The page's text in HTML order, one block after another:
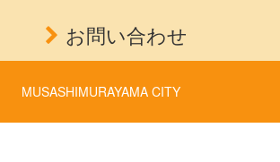
お問い合わせ
MUSASHIMURAYAMA CITY